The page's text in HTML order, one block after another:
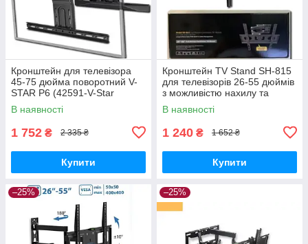
Кронштейн для телевізора
45-75 дюйма поворотний V-
STAR P6 (42591-V-Star
P6_1016)
В наявності
1 752 ₴ 2 335 ₴
Купити
Кронштейн TV Stand SH-815
для телевізорів 26-55 дюймів
з можливістю нахилу та
повороту XPRO (44658-SH-
815_686)
В наявності
1 240 ₴ 1 652 ₴
Купити
–25% –25%